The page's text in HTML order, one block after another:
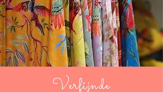
Verfijnde